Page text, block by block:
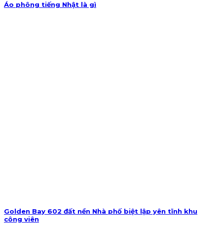
Áo phông tiếng Nhật là gì
Golden Bay 602 đất nền Nhà phố biệt lập yên tĩnh khu
công viên